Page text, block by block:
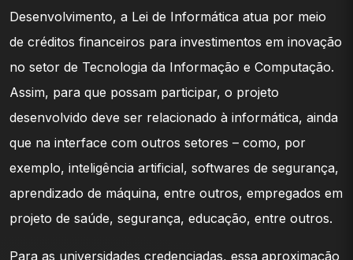
Desenvolvimento, a Lei de Informática atua por meio
de créditos financeiros para investimentos em inovação
no setor de Tecnologia da Informação e Computação.
Assim, para que possam participar, o projeto
desenvolvido deve ser relacionado à informática, ainda
que na interface com outros setores – como, por
exemplo, inteligência artificial, softwares de segurança,
aprendizado de máquina, entre outros, empregados em
projeto de saúde, segurança, educação, entre outros.
Para as universidades credenciadas, essa aproximação